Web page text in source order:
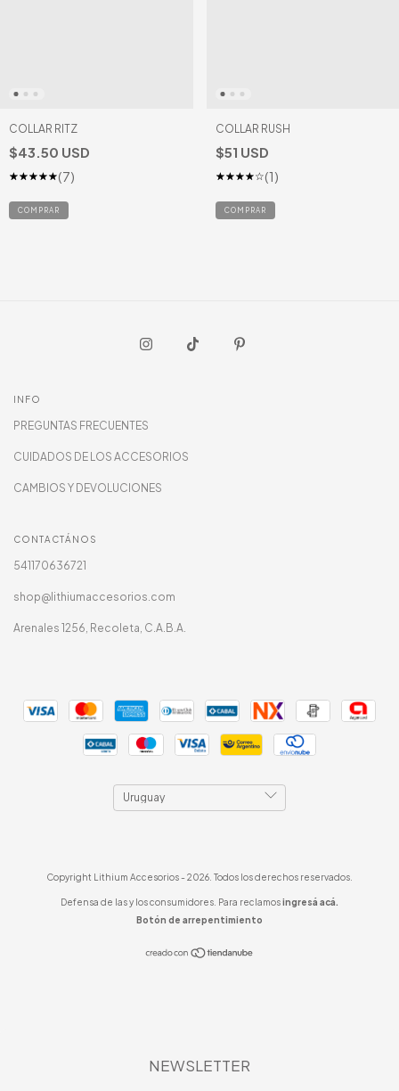
COLLAR RITZ
$43.50 USD
(7)
COLLAR RUSH
$51 USD
(1)
INFO
PREGUNTAS FRECUENTES
CUIDADOS DE LOS ACCESORIOS
CAMBIOS Y DEVOLUCIONES
CONTACTÁNOS
541170636721
shop@lithiumaccesorios.com
Arenales 1256, Recoleta, C.A.B.A.
Copyright Lithium Accesorios - 2026. Todos los derechos reservados.
Defensa de las y los consumidores. Para reclamosingresá acá.
Botón de arrepentimiento
NEWSLETTER